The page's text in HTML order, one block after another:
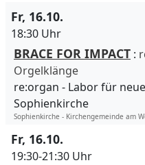
Fr, 16.10.
18:30 Uhr
BRACE FOR IMPACT :
Orgelklänge
re:organ - Labor für
Sophienkirche
Sophienkirche - Kirchengemeinde am
Fr, 16.10.
19:30-21:30 Uhr